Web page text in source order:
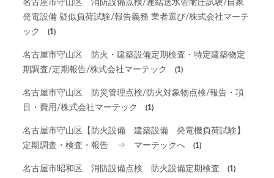
名古屋市守山区 消防設備点検/連結送水管耐圧試験/自家
発電設備 疑似負荷試験/報告義務 業者選び/株式会社マーテ
ック
(1)
名古屋市守山区 防火・建築設備定期検査・特定建築物定
期調査/定期報告/株式会社マーテック
(1)
名古屋市守山区 防災管理点検/防火対象物点検/報告・項
目・費用/株式会社マーテック
(1)
名古屋市守山区【防火設備 建築設備 発電機負荷試験】
定期調査・検査・報告 ⇒ マーテックへ
(1)
名古屋市昭和区 消防設備点検 防火設備定期検査 (1)